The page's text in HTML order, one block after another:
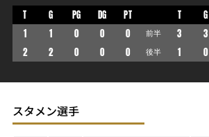
T G PG DG PT T G
1
1 0 0 0 前半 3 3
2
2 0 0 0 後半 1 0
スタメン選手